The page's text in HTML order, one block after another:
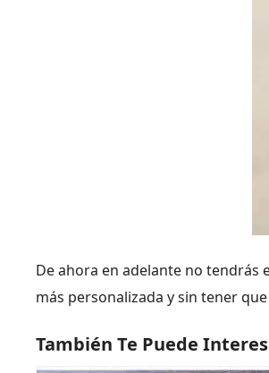
De ahora en adelante no tendrás
más personalizada y sin tener
También Te Puede